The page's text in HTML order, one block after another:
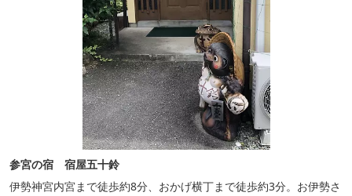
参宮の宿 宿屋五十鈴
伊勢神宮内宮まで徒歩約8分、おかげ横丁まで徒歩約3分。お伊勢さ